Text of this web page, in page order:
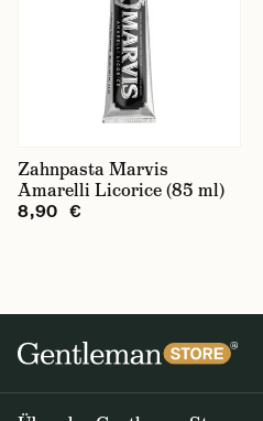
Zahnpasta Marvis
Amarelli Licorice (85 ml)
8,90 €